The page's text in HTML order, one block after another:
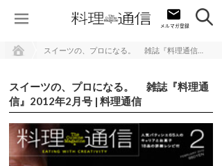
スイーツの、プロになる。 雑誌『料理通
信』2012年2月号 | 料理通信